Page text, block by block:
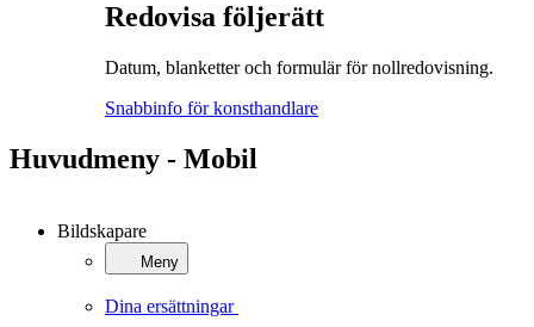
Redovisa följerätt
Datum, blanketter och formulär för nollredovisning.
Snabbinfo för konsthandlare
Huvudmeny - Mobil
Bildskapare
Meny
Dina ersättningar